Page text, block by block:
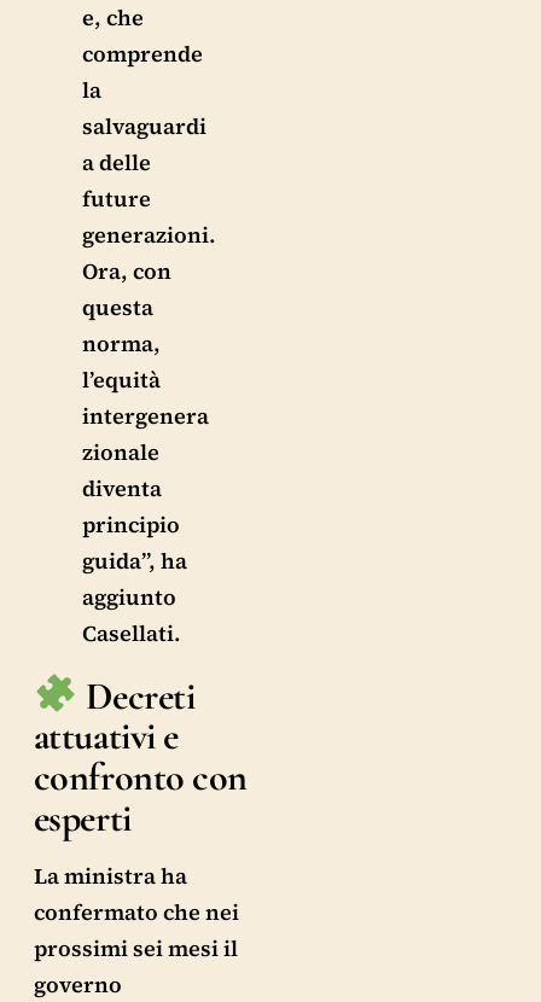
e, che
comprende
la
salvaguardi
a delle
future
generazioni.
Ora, con
questa
norma,
l’equità
intergenera
zionale
diventa
principio
guida”, ha
aggiunto
Casellati.
Decreti
attuativi e
confronto con
esperti
La ministra ha
confermato che nei
prossimi sei mesi il
governo